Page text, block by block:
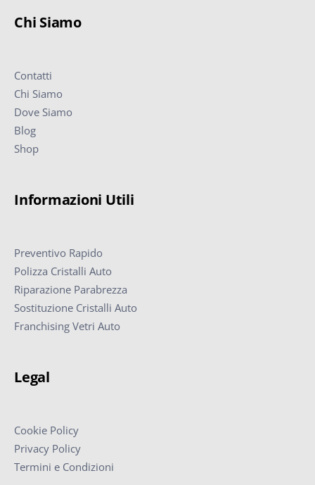
Chi Siamo
Contatti
Chi Siamo
Dove Siamo
Blog
Shop
Informazioni Utili
Preventivo Rapido
Polizza Cristalli Auto
Riparazione Parabrezza
Sostituzione Cristalli Auto
Franchising Vetri Auto
Legal
Cookie Policy
Privacy Policy
Termini e Condizioni